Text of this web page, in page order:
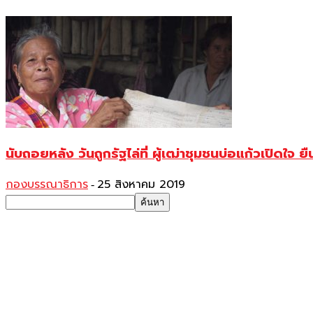
นับถอยหลัง วันถูกรัฐไล่ที่ ผู้เฒ่าชุมชนบ่อแก้วเปิดใจ
กองบรรณาธิการ - 25 สิงหาคม 2019